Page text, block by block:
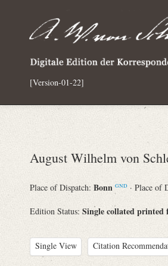
[Version-01-22]
August Wilhelm von
Place of Dispatch: Bonn GND · Place of
Edition Status: Single collated
Single View Citation